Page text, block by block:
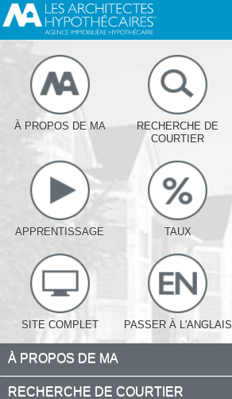
À PROPOS DE MA
RECHERCHE DE
COURTIER
APPRENTISSAGE TAUX
SITE COMPLET PASSER À L'ANGLAIS
À PROPOS DE MA
RECHERCHE DE COURTIER